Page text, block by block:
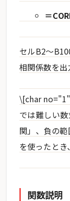
＝
セルB2～
相関係数を出
\[char
では難しい
関」、負の
を使ったと
関数説明